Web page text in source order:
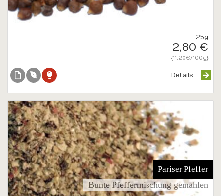
25g
2,80 €
{11.20€/100g}
Details
Pariser Pfeffer
Bunte Pfeffermischung gemahlen